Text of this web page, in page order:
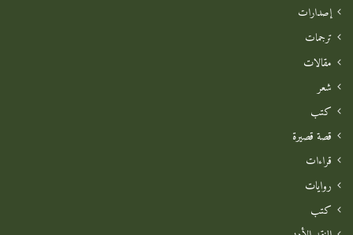
إصدارات
ترجمات
مقالات
شعر
كتب
قصة قصيرة
قراءات
روايات
كتب